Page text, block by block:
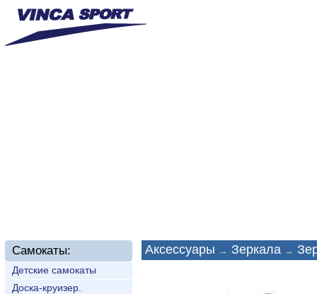
Самокаты:
Детские самокаты
Доска-круизер.
Аксессуары → Зеркала →